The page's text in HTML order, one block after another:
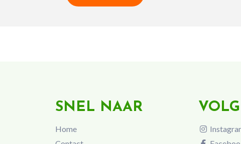
SNEL NAAR
Home